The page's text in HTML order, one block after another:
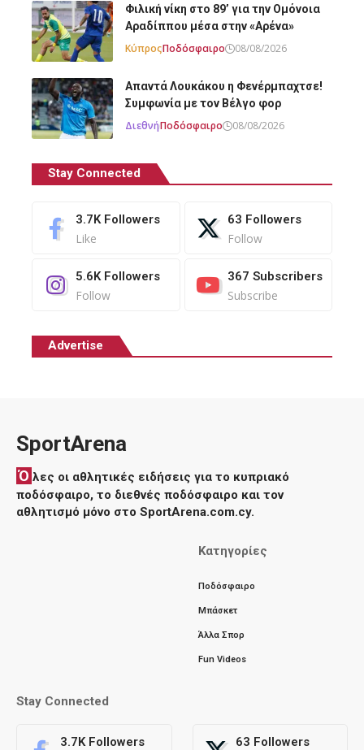
Φιλική νίκη στο 89’ για την Ομόνοια
Αραδίππου μέσα στην «Αρένα»
ΚύπροςΠοδόσφαιρο 08/08/2026
Απαντά Λουκάκου η Φενέρμπαχτσε!
Συμφωνία με τον Βέλγο φορ
ΔιεθνήΠοδόσφαιρο 08/08/2026
Stay Connected
3.7K Followers
Like
63 Followers
Follow
5.6K Followers
Follow
367 Subscribers
Subscribe
Advertise
SportArena
Ό λες οι αθλητικές ειδήσεις για το κυπριακό
ποδόσφαιρο, το διεθνές ποδόσφαιρο και τον
αθλητισμό μόνο στο SportArena.com.cy.
Κατηγορίες
Ποδόσφαιρο
Μπάσκετ
Άλλα Σπορ
Fun Videos
Stay Connected
3.7K Followers 63 Followers